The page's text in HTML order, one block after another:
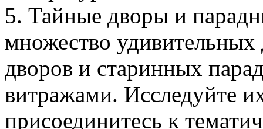
5. Тайные дворы и
множество
дворов и старинных
витражами. Исследуйте
присоединитесь к